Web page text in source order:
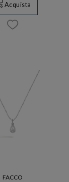
Acquista
FACCO